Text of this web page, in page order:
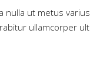
nulla ut metus varius
ullamcorper